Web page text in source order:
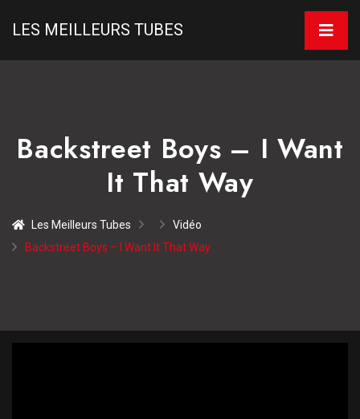
LES MEILLEURS TUBES
Backstreet Boys – I Want
It That Way
Les Meilleurs Tubes
Vidéo
Backstreet Boys – I Want It That Way